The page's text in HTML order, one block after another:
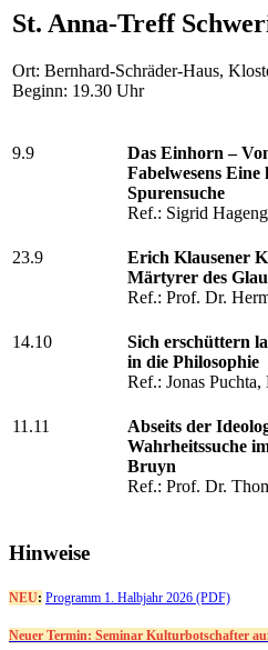
St. Anna-Treff
Ort: Bernhard-Schräder-Haus,
Beginn: 19.30 Uhr
9.9
Das Einhorn –
Fabelwesens
Spurensuche
Ref.: Sigrid
23.9
Erich Klausener
Märtyrer des
Ref.: Prof. Dr.
14.10
Sich erschüttern
in die Philosophie
Ref.: Jonas Puchta,
11.11
Abseits der
Wahrheitssuche
Bruyn
Ref.: Prof. Dr.
Hinweise
NEU: Programm 1. Halbjahr 2026 (PDF)
Neuer Termin: Seminar Kulturbotschafter